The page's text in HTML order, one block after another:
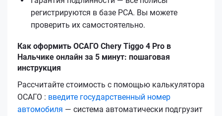
регистрируются в базе РСА. Вы можете
проверить их самостоятельно.
Как оформить ОСАГО Chery Tiggo 4 Pro в
Нальчике онлайн за 5 минут: пошаговая
инструкция
Рассчитайте стоимость с помощью калькулятора
ОСАГО : введите государственный номер
автомобиля — система автоматически подгрузит